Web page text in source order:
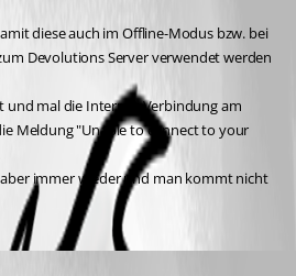
diese auch im Offline-Modus bzw. bei
Devolutions Server verwendet werden
und mal die Internet-Verbindung am
Meldung "Unable to connect to your
immer wieder und man kommt nicht